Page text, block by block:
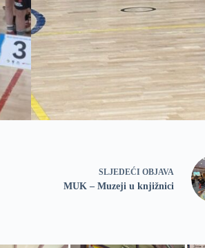
SLJEDEĆI OBJAVA
MUK – Muzeji u knjižnici